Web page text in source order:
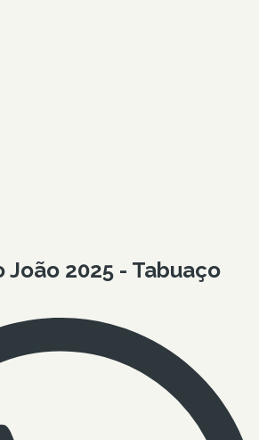
João 2025 - Tabuaço